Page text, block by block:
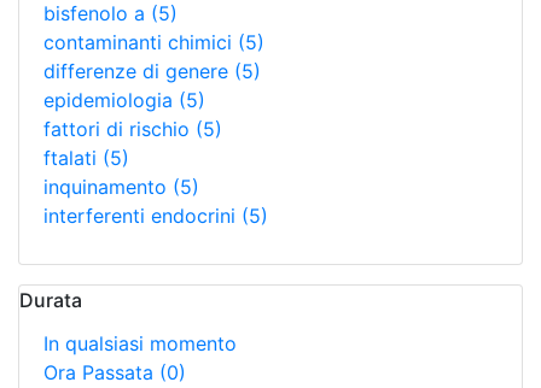
bisfenolo a (5)
contaminanti chimici (5)
differenze di genere (5)
epidemiologia (5)
fattori di rischio (5)
ftalati (5)
inquinamento (5)
interferenti endocrini (5)
Durata
In qualsiasi momento
Ora Passata (0)